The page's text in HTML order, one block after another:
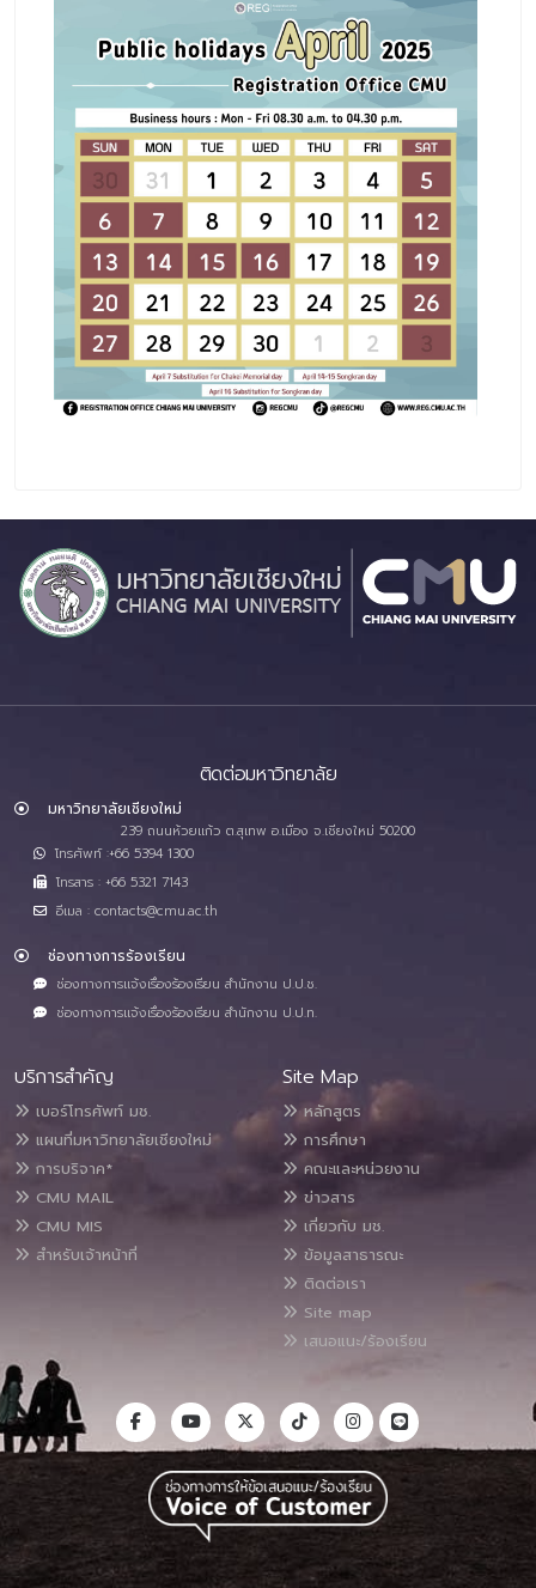
ติดต่อมหาวิทยาลัย
มหาวิทยาลัยเชียงใหม่
239 ถนนห้วยแก้ว ต.สุเทพ อ.เมือง จ.เชียงใหม่ 50200
โทรศัพท์ :+66 5394 1300
โทรสาร : +66 5321 7143
อีเมล : contacts@cmu.ac.th
ช่องทางการร้องเรียน
ช่องทางการแจ้งเรื่องร้องเรียน สำนักงาน ป.ป.ช.
ช่องทางการแจ้งเรื่องร้องเรียน สำนักงาน ป.ป.ท.
บริการสำคัญ
เบอร์โทรศัพท์ มช.
แผนที่มหาวิทยาลัยเชียงใหม่
การบริจาค*
CMU MAIL
CMU MIS
สำหรับเจ้าหน้าที่
Site Map
หลักสูตร
การศึกษา
คณะและหน่วยงาน
ข่าวสาร
เกี่ยวกับ มช.
ข้อมูลสาธารณะ
ติดต่อเรา
Site map
เสนอแนะ/ร้องเรียน